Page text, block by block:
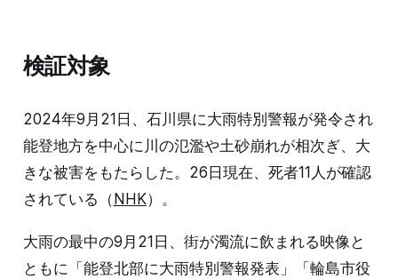
検証対象
2024年9月21日、石川県に大雨特別警報が発令され
能登地方を中心に川の氾濫や土砂崩れが相次ぎ、大
きな被害をもたらした。26日現在、死者11人が確認
されている（ NHK）。
大雨の最中の9月21日、街が濁流に飲まれる映像と
ともに「能登北部に大雨特別警報発表」「輪島市役